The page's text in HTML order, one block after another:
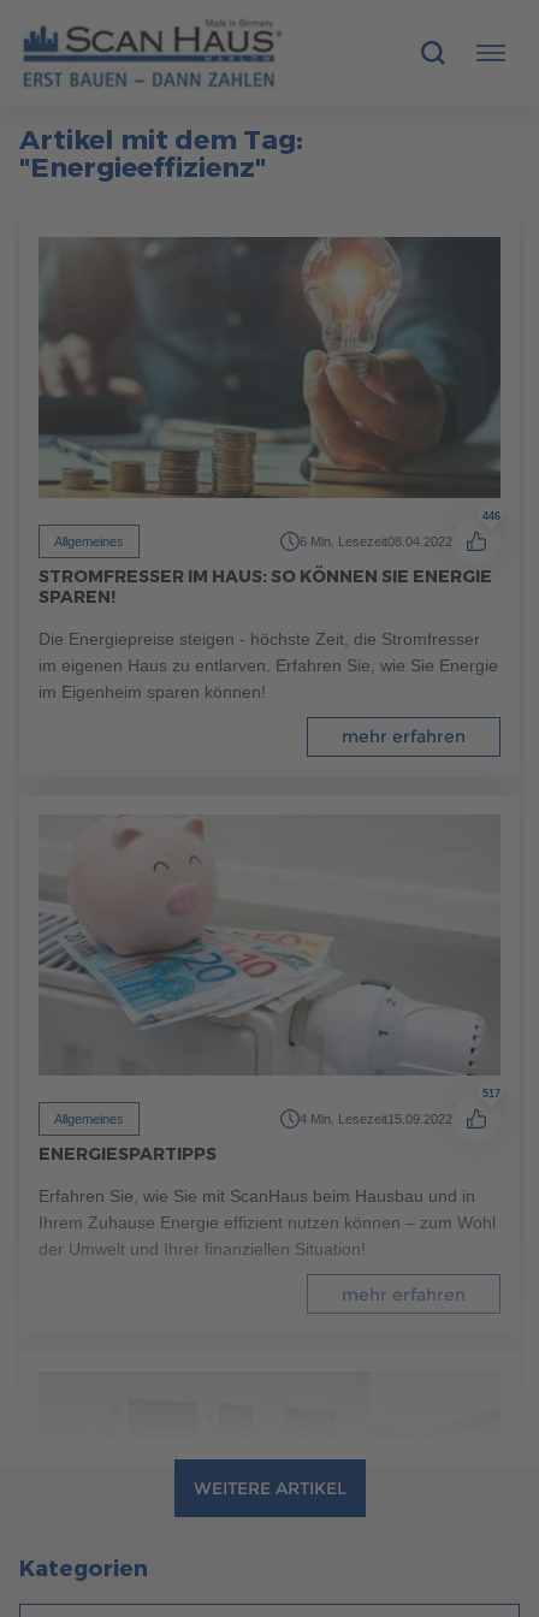
HÄUSER
RUND UMS BAUEN
ÜBER UNS
KONTAKT
Brauchen Sie Hilfe?
038221 4000
MUSTERHAUS FINDEN
Artikel mit dem Tag:
"Energieeffizienz"
Allgemeines 6 Min. Lesezeit08.04.2022
446
STROMFRESSER IM HAUS: SO KÖNNEN SIE ENERGIE
SPAREN!
Die Energiepreise steigen - höchste Zeit, die Stromfresser
im eigenen Haus zu entlarven. Erfahren Sie, wie Sie Energie
im Eigenheim sparen können!
mehr erfahren
Allgemeines 4 Min. Lesezeit15.09.2022
517
ENERGIESPARTIPPS
Erfahren Sie, wie Sie mit ScanHaus beim Hausbau und in
Ihrem Zuhause Energie effizient nutzen können – zum Wohl
der Umwelt und Ihrer finanziellen Situation!
mehr erfahren
WEITERE ARTIKEL
Kategorien